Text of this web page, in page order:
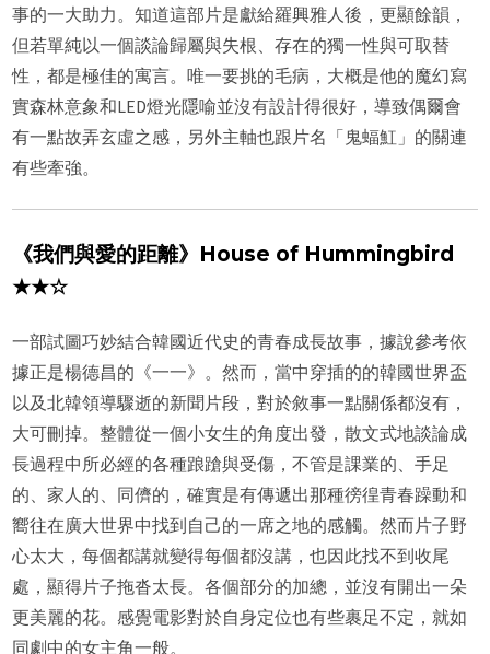
事的一大助力。知道這部片是獻給羅興雅人後，更顯餘韻，
但若單純以一個談論歸屬與失根、存在的獨一性與可取替
性，都是極佳的寓言。唯一要挑的毛病，大概是他的魔幻寫
實森林意象和LED燈光隱喻並沒有設計得很好，導致偶爾會
有一點故弄玄虛之感，另外主軸也跟片名「鬼蝠魟」的關連
有些牽強。
《我們與愛的距離》House of Hummingbird
★★☆
一部試圖巧妙結合韓國近代史的青春成長故事，據說參考依
據正是楊德昌的《一一》。然而，當中穿插的的韓國世界盃
以及北韓領導驟逝的新聞片段，對於敘事一點關係都沒有，
大可刪掉。整體從一個小女生的角度出發，散文式地談論成
長過程中所必經的各種踉蹌與受傷，不管是課業的、手足
的、家人的、同儕的，確實是有傳遞出那種徬徨青春躁動和
嚮往在廣大世界中找到自己的一席之地的感觸。然而片子野
心太大，每個都講就變得每個都沒講，也因此找不到收尾
處，顯得片子拖沓太長。各個部分的加總，並沒有開出一朵
更美麗的花。感覺電影對於自身定位也有些裹足不定，就如
同劇中的女主角一般。